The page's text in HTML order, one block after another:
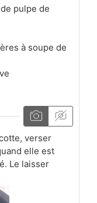
pulpe de
à soupe de
verser
elle est
Le laisser